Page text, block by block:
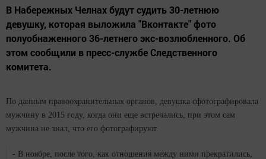
В Набережных Челнах будут судить 30-летнюю
девушку, которая выложила "Вконтакте" фото
полуобнаженного 36-летнего экс-возлюбленного. Об
этом сообщили в пресс-службе Следственного
комитета.
По данным правоохранительных органов, девушка сфотографировала
мужчину в 2015 году, когда они еще встречались, при этом сам
мужчина не знал, что его фотографируют.
- В ноябре, после того, как отношения между ними прекратились,